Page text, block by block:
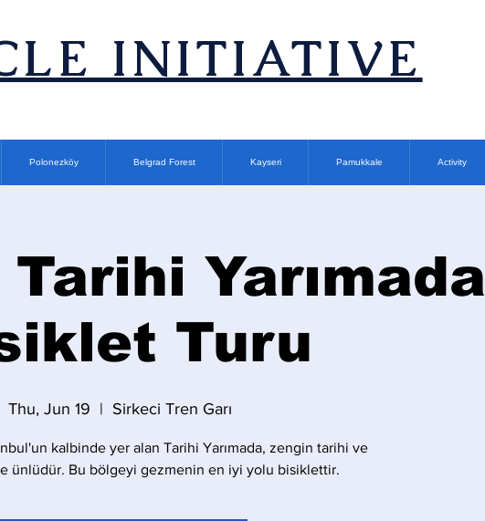
INITIATIVE
Polonezköy Belgrad Forest Kayseri Pamukkale Activity
Yarımada
Turu
Thu, Jun 19
  |
Sirkeci Tren Garı
kalbinde yer alan Tarihi Yarımada, zengin tarihi ve
ünlüdür. Bu bölgeyi gezmenin en iyi yolu bisiklettir.